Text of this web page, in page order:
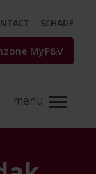
SCHADE
MyP&V